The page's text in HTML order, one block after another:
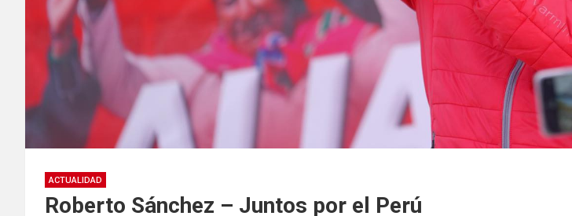
ACTUALIDAD
Roberto Sánchez – Juntos por el Perú